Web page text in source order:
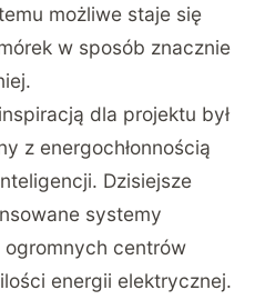
możliwe staje się
w sposób znacznie
dla projektu był
z energochłonnością
Dzisiejsze
systemy
centrów
energii elektrycznej.